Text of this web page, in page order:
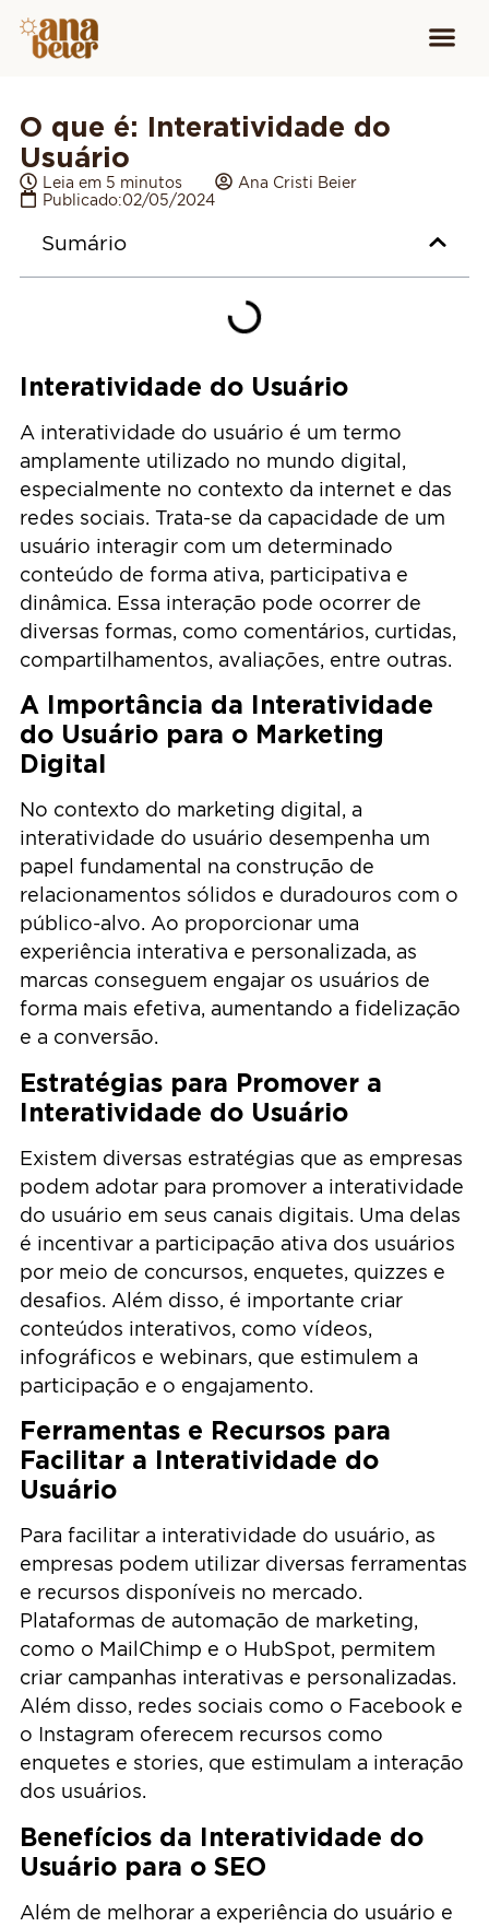
O que é: Interatividade do
Usuário
Leia em 5 minutos
Ana Cristi Beier
Publicado:02/05/2024
Sumário
Interatividade do Usuário
A interatividade do usuário é um termo
amplamente utilizado no mundo digital,
especialmente no contexto da internet e das
redes sociais. Trata-se da capacidade de um
usuário interagir com um determinado
conteúdo de forma ativa, participativa e
dinâmica. Essa interação pode ocorrer de
diversas formas, como comentários, curtidas,
compartilhamentos, avaliações, entre outras.
A Importância da Interatividade
do Usuário para o Marketing
Digital
No contexto do marketing digital, a
interatividade do usuário desempenha um
papel fundamental na construção de
relacionamentos sólidos e duradouros com o
público-alvo. Ao proporcionar uma
experiência interativa e personalizada, as
marcas conseguem engajar os usuários de
forma mais efetiva, aumentando a fidelização
e a conversão.
Estratégias para Promover a
Interatividade do Usuário
Existem diversas estratégias que as empresas
podem adotar para promover a interatividade
do usuário em seus canais digitais. Uma delas
é incentivar a participação ativa dos usuários
por meio de concursos, enquetes, quizzes e
desafios. Além disso, é importante criar
conteúdos interativos, como vídeos,
infográficos e webinars, que estimulem a
participação e o engajamento.
Ferramentas e Recursos para
Facilitar a Interatividade do
Usuário
Para facilitar a interatividade do usuário, as
empresas podem utilizar diversas ferramentas
e recursos disponíveis no mercado.
Plataformas de automação de marketing,
como o MailChimp e o HubSpot, permitem
criar campanhas interativas e personalizadas.
Além disso, redes sociais como o Facebook e
o Instagram oferecem recursos como
enquetes e stories, que estimulam a interação
dos usuários.
Benefícios da Interatividade do
Usuário para o SEO
Além de melhorar a experiência do usuário e